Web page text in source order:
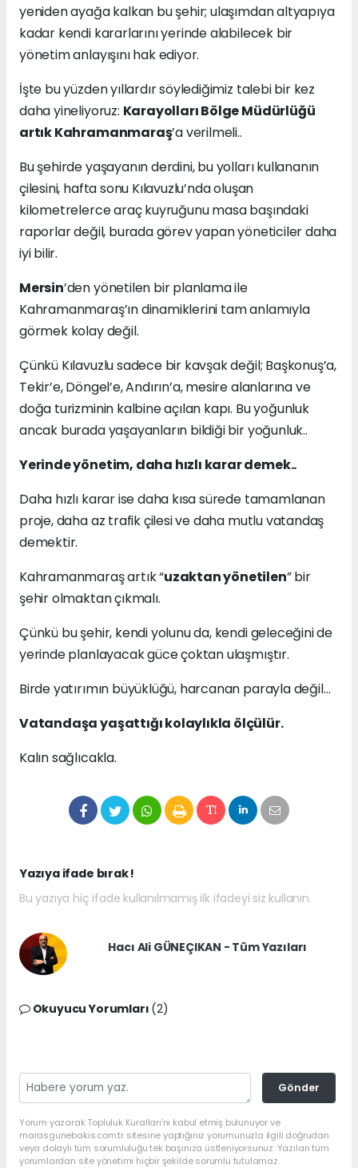
yeniden ayağa kalkan bu şehir; ulaşımdan altyapıya
kadar kendi kararlarını yerinde alabilecek bir
yönetim anlayışını hak ediyor.
İşte bu yüzden yıllardır söylediğimiz talebi bir kez
daha yineliyoruz: Karayolları Bölge Müdürlüğü
artık Kahramanmaraş’a verilmeli..
Bu şehirde yaşayanın derdini, bu yolları kullananın
çilesini, hafta sonu Kılavuzlu’nda oluşan
kilometrelerce araç kuyruğunu masa başındaki
raporlar değil, burada görev yapan yöneticiler daha
iyi bilir.
Mersin’den yönetilen bir planlama ile
Kahramanmaraş’ın dinamiklerini tam anlamıyla
görmek kolay değil.
Çünkü Kılavuzlu sadece bir kavşak değil; Başkonuş’a,
Tekir’e, Döngel’e, Andırın’a, mesire alanlarına ve
doğa turizminin kalbine açılan kapı. Bu yoğunluk
ancak burada yaşayanların bildiği bir yoğunluk..
Yerinde yönetim, daha hızlı karar demek..
Daha hızlı karar ise daha kısa sürede tamamlanan
proje, daha az trafik çilesi ve daha mutlu vatandaş
demektir.
Kahramanmaraş artık “uzaktan yönetilen” bir
şehir olmaktan çıkmalı.
Çünkü bu şehir, kendi yolunu da, kendi geleceğini de
yerinde planlayacak güce çoktan ulaşmıştır.
Birde yatırımın büyüklüğü, harcanan parayla değil…
Vatandaşa yaşattığı kolaylıkla ölçülür.
Kalın sağlıcakla.
Yazıya ifade bırak !
Bu yazıya hiç ifade kullanılmamış ilk ifadeyi siz kullanın.
Hacı Ali GÜNEÇIKAN - Tüm Yazıları
Okuyucu Yorumları (2)
Gönder
Yorum yazarak Topluluk Kuralları’nı kabul etmiş bulunuyor ve
marasgunebakis.com.tr sitesine yaptığınız yorumunuzla ilgili doğrudan
veya dolaylı tüm sorumluluğu tek başınıza üstleniyorsunuz. Yazılan tüm
yorumlardan site yönetimi hiçbir şekilde sorumlu tutulamaz.